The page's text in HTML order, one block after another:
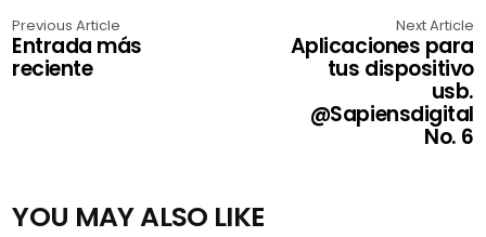
Previous Article
Entrada más
reciente
Next Article
Aplicaciones para
tus dispositivo
usb.
@Sapiensdigital
No. 6
YOU MAY ALSO LIKE